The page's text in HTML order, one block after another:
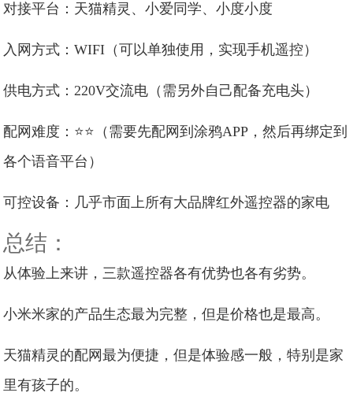
对接平台：天猫精灵、小爱同学、小度小度
入网方式：WIFI（可以单独使用，实现手机遥控）
供电方式：220V交流电（需另外自己配备充电头）
配网难度：⭐⭐（需要先配网到涂鸦APP，然后再绑定到
各个语音平台）
可控设备：几乎市面上所有大品牌红外遥控器的家电
总结：
从体验上来讲，三款遥控器各有优势也各有劣势。
小米米家的产品生态最为完整，但是价格也是最高。
天猫精灵的配网最为便捷，但是体验感一般，特别是家
里有孩子的。